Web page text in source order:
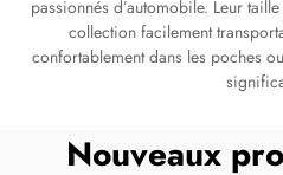
passionnés d’automobile. Leur
collection facilement
confortablement dans les poches
Nouveaux